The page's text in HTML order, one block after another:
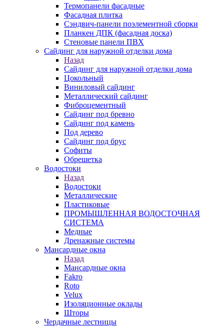
Термопанели фасадные
Фасадная плитка
Сэндвич-панели поэлементной сборки
Планкен ДПК (фасадная доска)
Стеновые панели ПВХ
Сайдинг для наружной отделки дома
Назад
Сайдинг для наружной отделки дома
Цокольный
Виниловый сайдинг
Металлический сайдинг
Фиброцементный
Сайдинг под бревно
Сайдинг под камень
Под дерево
Сайдинг под брус
Софиты
Обрешетка
Водостоки
Назад
Водостоки
Металлические
Пластиковые
ПРОМЫШЛЕННАЯ ВОДОСТОЧНАЯ
СИСТЕМА
Медные
Дренажные системы
Мансардные окна
Назад
Мансардные окна
Fakro
Roto
Velux
Изоляционные оклады
Шторы
Чердачные лестницы